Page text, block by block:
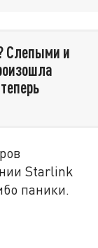
Слепыми и
Starlink
паники.